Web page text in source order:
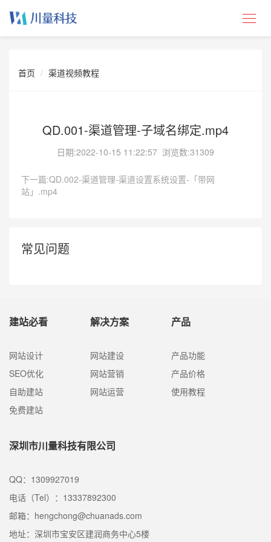
首页 渠道视频教程
QD.001-渠道管理-子域名绑定.mp4
日期:2022-10-15 11:22:57 浏览数:31309
下一篇:QD.002-渠道管理-渠道设置系统设置-「带网
站」.mp4
常见问题
建站必看
网站设计
SEO优化
自助建站
免费建站
解决方案
网站建设
网站营销
网站运营
产品
产品功能
产品价格
使用教程
深圳市川量科技有限公司
QQ：1309927019
电话（Tel）：13337892300
邮箱：hengchong@chuanads.com
地址：深圳市宝安区建润商务中心5楼